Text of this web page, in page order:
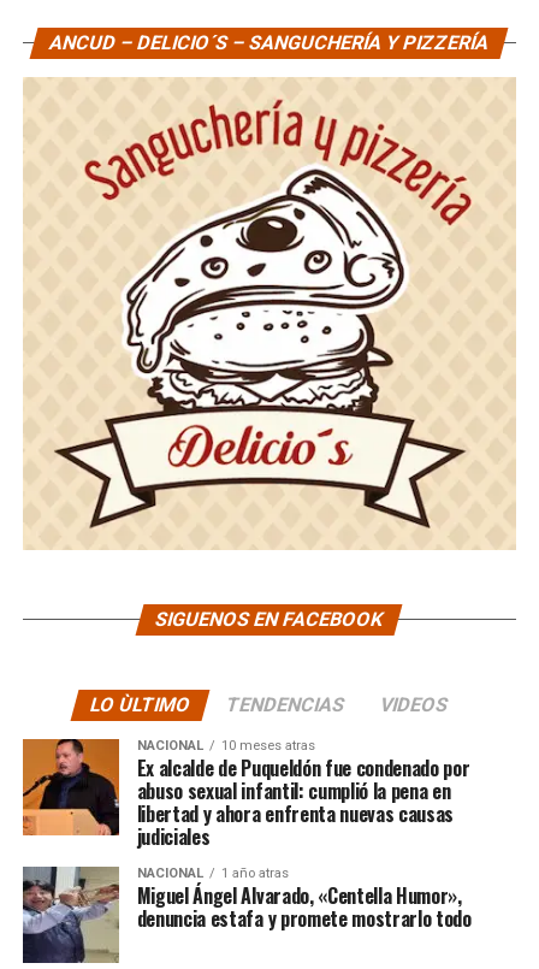
ANCUD – DELICIO´S – SANGUCHERÍA Y PIZZERÍA
SIGUENOS EN FACEBOOK
LO ÙLTIMO TENDENCIAS VIDEOS
NACIONAL 10 meses atras
Ex alcalde de Puqueldón fue condenado por
abuso sexual infantil: cumplió la pena en
libertad y ahora enfrenta nuevas causas
judiciales
NACIONAL 1 año atras
Miguel Ángel Alvarado, «Centella Humor»,
denuncia estafa y promete mostrarlo todo